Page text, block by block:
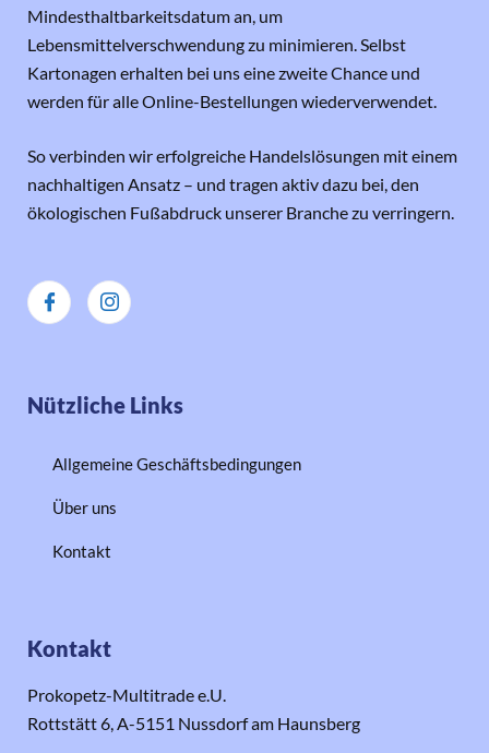
Mindesthaltbarkeitsdatum an, um
Lebensmittelverschwendung zu minimieren. Selbst
Kartonagen erhalten bei uns eine zweite Chance und
werden für alle Online-Bestellungen wiederverwendet.
So verbinden wir erfolgreiche Handelslösungen mit einem
nachhaltigen Ansatz – und tragen aktiv dazu bei, den
ökologischen Fußabdruck unserer Branche zu verringern.
Nützliche Links
Allgemeine Geschäftsbedingungen
Über uns
Kontakt
Kontakt
Prokopetz-Multitrade e.U.
Rottstätt 6, A-5151 Nussdorf am Haunsberg